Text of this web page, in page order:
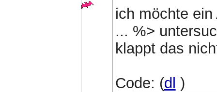
ich möchte
... %>
klappt das
Code: (dl )